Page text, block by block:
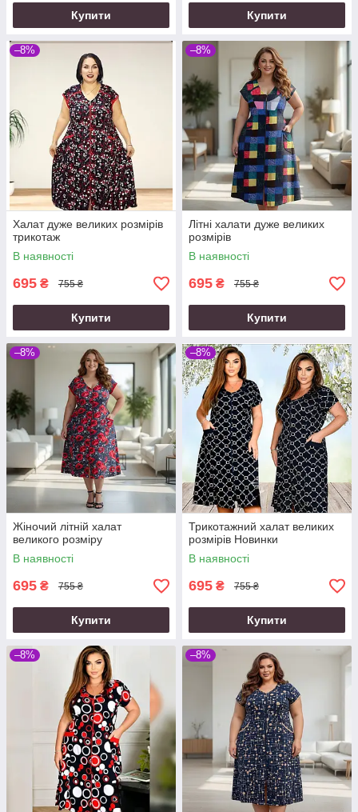
Купити Купити
–8%
Халат дуже великих розмірів
трикотаж
В наявності
695 ₴ 755 ₴
Купити
–8%
Літні халати дуже великих
розмірів
В наявності
695 ₴ 755 ₴
Купити
–8%
Жіночий літній халат
великого розміру
В наявності
695 ₴ 755 ₴
Купити
–8%
Трикотажний халат великих
розмірів Новинки
В наявності
695 ₴ 755 ₴
Купити
–8% –8%